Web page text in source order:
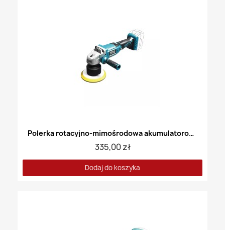
Polerka rotacyjno-mimośrodowa akumulatorowa DEDRA DED7085
335,00 zł
Dodaj do koszyka